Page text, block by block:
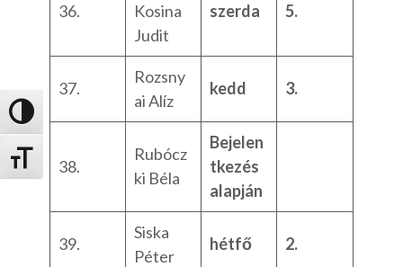
Nagy kontraszt váltása
Betűméret váltása
36.
Kosina
Judit
szerda 5.
37.
Rozsny
ai Alíz
kedd 3.
38.
Rubócz
ki Béla
Bejelen
tkezés
alapján
39.
Siska
Péter
hétfő 2.